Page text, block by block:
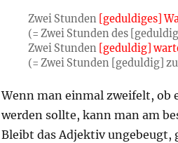
Zwei Stunden [geduldiges]
(= Zwei Stunden des
Zwei Stunden
[geduldig]
(= Zwei Stunden [geduldig]
Wenn man einmal zweifelt,
werden sollte, kann man am
Bleibt das Adjektiv ungebeugt,